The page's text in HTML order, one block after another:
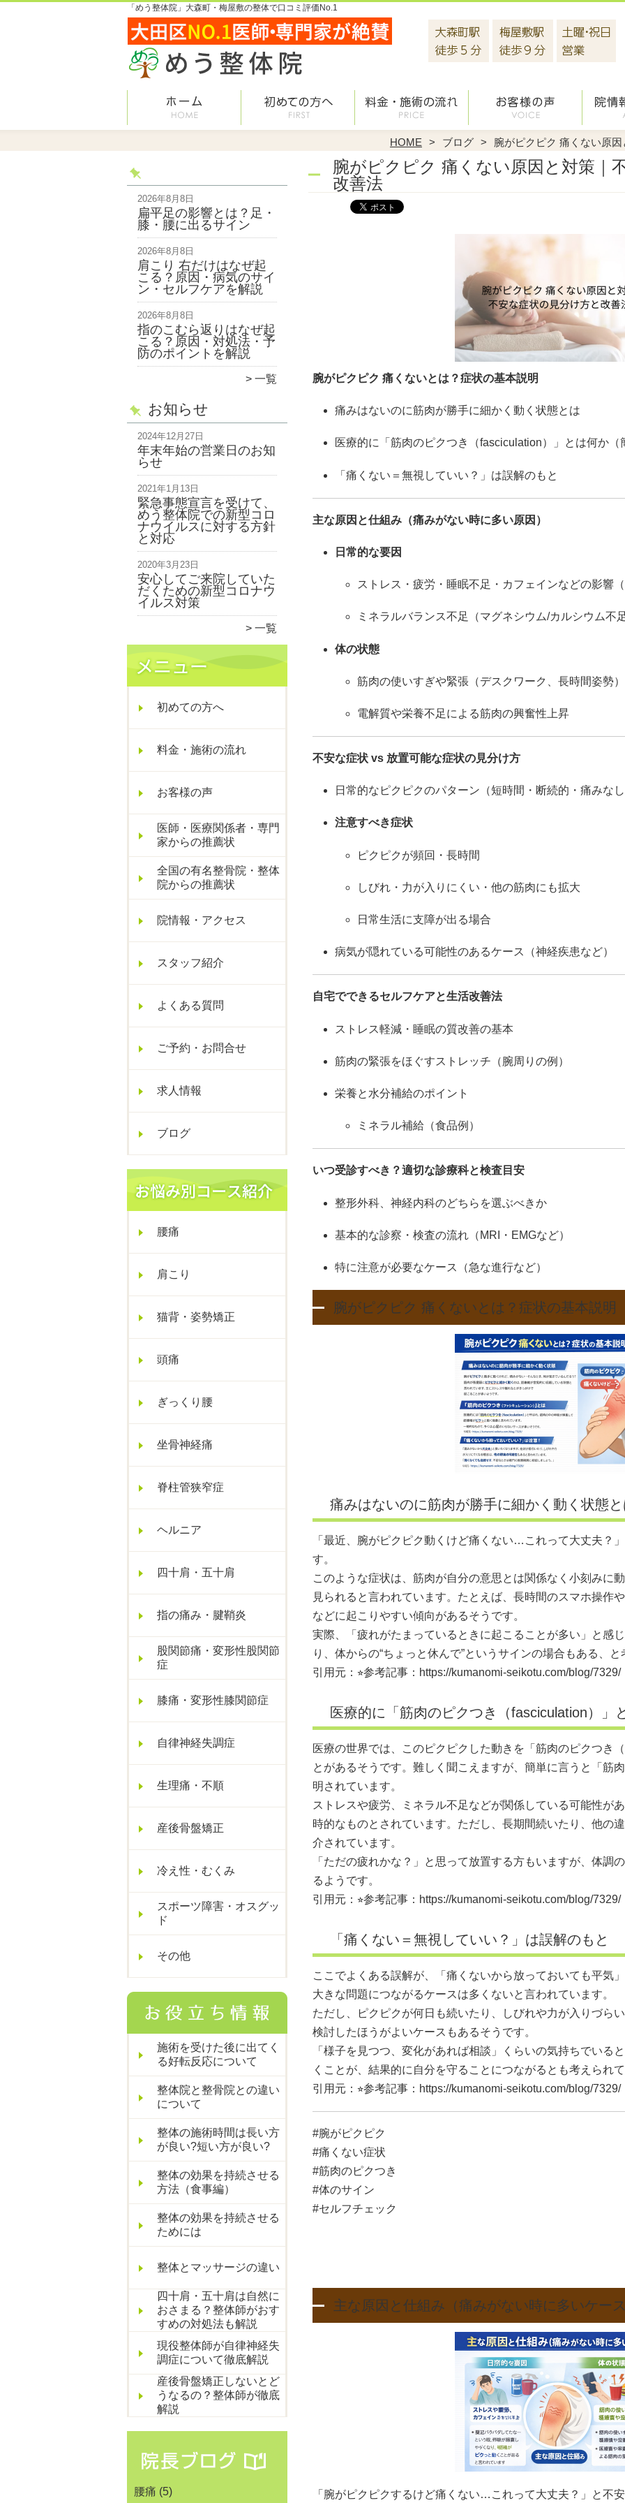
「めう整体院」大森町・梅屋敷の整体で口コミ評価No.1
HOME ブログ 腕がピクピク 痛くない原
2026年8月8日
扁平足の影響とは？足・
膝・腰に出るサイン
2026年8月8日
肩こり 右だけはなぜ起
こる？原因・病気のサイ
ン・セルフケアを解説
2026年8月8日
指のこむら返りはなぜ起
こる？原因・対処法・予
防のポイントを解説
一覧
お知らせ
2024年12月27日
年末年始の営業日のお知
らせ
2021年1月13日
緊急事態宣言を受けて、
めう整体院での新型コロ
ナウイルスに対する方針
と対応
2020年3月23日
安心してご来院していた
だくための新型コロナウ
イルス対策
一覧
初めての方へ
料金・施術の流れ
お客様の声
医師・医療関係者・専門
家からの推薦状
全国の有名整骨院・整体
院からの推薦状
院情報・アクセス
スタッフ紹介
よくある質問
ご予約・お問合せ
求人情報
ブログ
腰痛
肩こり
猫背・姿勢矯正
頭痛
ぎっくり腰
坐骨神経痛
脊柱管狭窄症
ヘルニア
四十肩・五十肩
指の痛み・腱鞘炎
股関節痛・変形性股関節
症
膝痛・変形性膝関節症
自律神経失調症
生理痛・不順
産後骨盤矯正
冷え性・むくみ
スポーツ障害・オスグッ
ド
その他
施術を受けた後に出てく
る好転反応について
整体院と整骨院との違い
について
整体の施術時間は長い方
が良い?短い方が良い?
整体の効果を持続させる
方法（食事編）
整体の効果を持続させる
ためには
整体とマッサージの違い
四十肩・五十肩は自然に
おさまる？整体師がおす
すめの対処法も解説
現役整体師が自律神経失
調症について徹底解説
産後骨盤矯正しないとど
うなるの？整体師が徹底
解説
腰痛 (5)
腕がピクピク 痛くない原因と対策｜
改善法
腕がピクピク 痛くないとは？症状の基本説明
痛みはないのに筋肉が勝手に細かく動く状態とは
医療的に「筋肉のピクつき（fasciculation）」とは何か（
「痛くない＝無視していい？」は誤解のもと
主な原因と仕組み（痛みがない時に多い原因）
日常的な要因
ストレス・疲労・睡眠不足・カフェインなどの影響
ミネラルバランス不足（マグネシウム/カルシウム不
体の状態
筋肉の使いすぎや緊張（デスクワーク、長時間姿勢）
電解質や栄養不足による筋肉の興奮性上昇
不安な症状 vs 放置可能な症状の見分け方
日常的なピクピクのパターン（短時間・断続的・痛みな
注意すべき症状
ピクピクが頻回・長時間
しびれ・力が入りにくい・他の筋肉にも拡大
日常生活に支障が出る場合
病気が隠れている可能性のあるケース（神経疾患など）
自宅でできるセルフケアと生活改善法
ストレス軽減・睡眠の質改善の基本
筋肉の緊張をほぐすストレッチ（腕周りの例）
栄養と水分補給のポイント
ミネラル補給（食品例）
いつ受診すべき？適切な診療科と検査目安
整形外科、神経内科のどちらを選ぶべきか
基本的な診察・検査の流れ（MRI・EMGなど）
特に注意が必要なケース（急な進行など）
腕がピクピク 痛くないとは？症状の基本説明
痛みはないのに筋肉が勝手に細かく動く状態
「最近、腕がピクピク動くけど痛くない…これって大丈夫？
す。
このような症状は、筋肉が自分の意思とは関係なく小刻みに
見られると言われています。たとえば、長時間のスマホ操作
などに起こりやすい傾向があるそうです。
実際、「疲れがたまっているときに起こることが多い」と感
り、体からの“ちょっと休んで”というサインの場合もある、
引用元：⭐︎参考記事： https://kumanomi-seikotu.com/blog/7329/
医療的に「筋肉のピクつき（fasciculation）」
医療の世界では、このピクピクした動きを「筋肉のピクつき
とがあるそうです。難しく聞こえますが、簡単に言うと「筋
明されています。
ストレスや疲労、ミネラル不足などが関係している可能性が
時的なものとされています。ただし、長期間続いたり、他の
介されています。
「ただの疲れかな？」と思って放置する方もいますが、体調
るようです。
引用元：⭐︎参考記事： https://kumanomi-seikotu.com/blog/7329/
「痛くない＝無視していい？」は誤解のもと
ここでよくある誤解が、「痛くないから放っておいても平気
大きな問題につながるケースは多くないと言われています。
ただし、ピクピクが何日も続いたり、しびれや力が入りづら
検討したほうがよいケースもあるそうです。
「様子を見つつ、変化があれば相談」くらいの気持ちでいる
くことが、結果的に自分を守ることにつながるとも考えられ
引用元：⭐︎参考記事： https://kumanomi-seikotu.com/blog/7329/
#腕がピクピク
#痛くない症状
#筋肉のピクつき
#体のサイン
#セルフチェック
主な原因と仕組み（痛みがない時に多いケー
「腕がピクピクするけど痛くない…これって大丈夫？」と不